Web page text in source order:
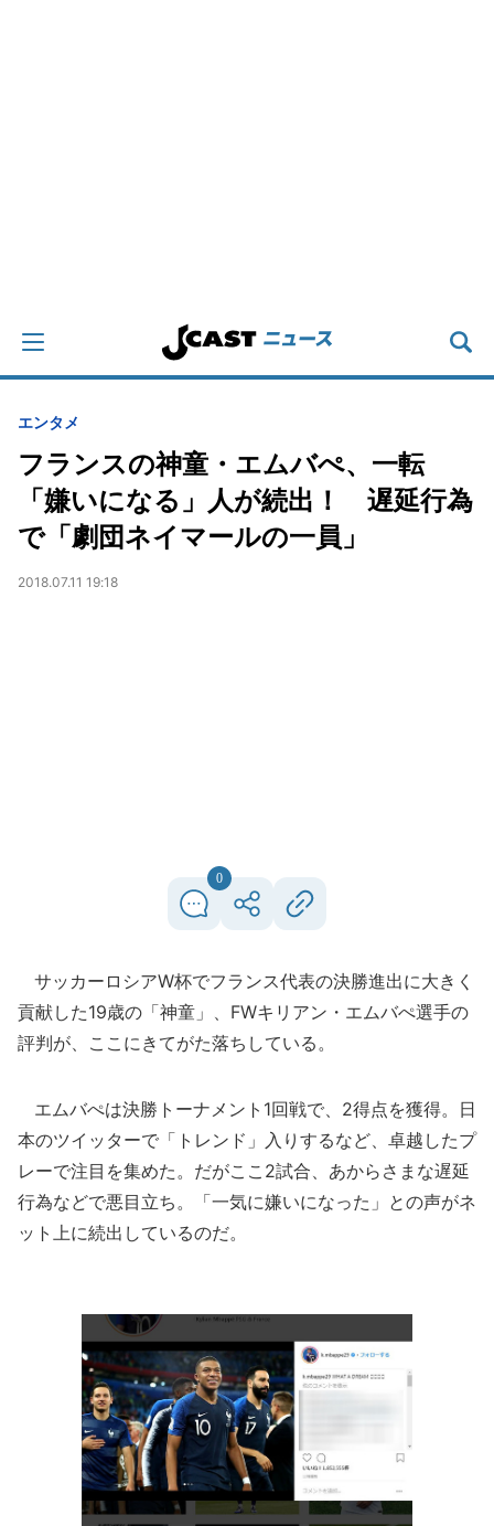
エンタメ
フランスの神童・エムバぺ、一転
「嫌いになる」人が続出！ 遅延行為
で「劇団ネイマールの一員」
2018.07.11 19:18
0
サッカーロシアW杯でフランス代表の決勝進出に大きく
貢献した19歳の「神童」、FWキリアン・エムバぺ選手の
評判が、ここにきてがた落ちしている。
エムバぺは決勝トーナメント1回戦で、2得点を獲得。日
本のツイッターで「トレンド」入りするなど、卓越したプ
レーで注目を集めた。だがここ2試合、あからさまな遅延
行為などで悪目立ち。「一気に嫌いになった」との声がネ
ット上に続出しているのだ。